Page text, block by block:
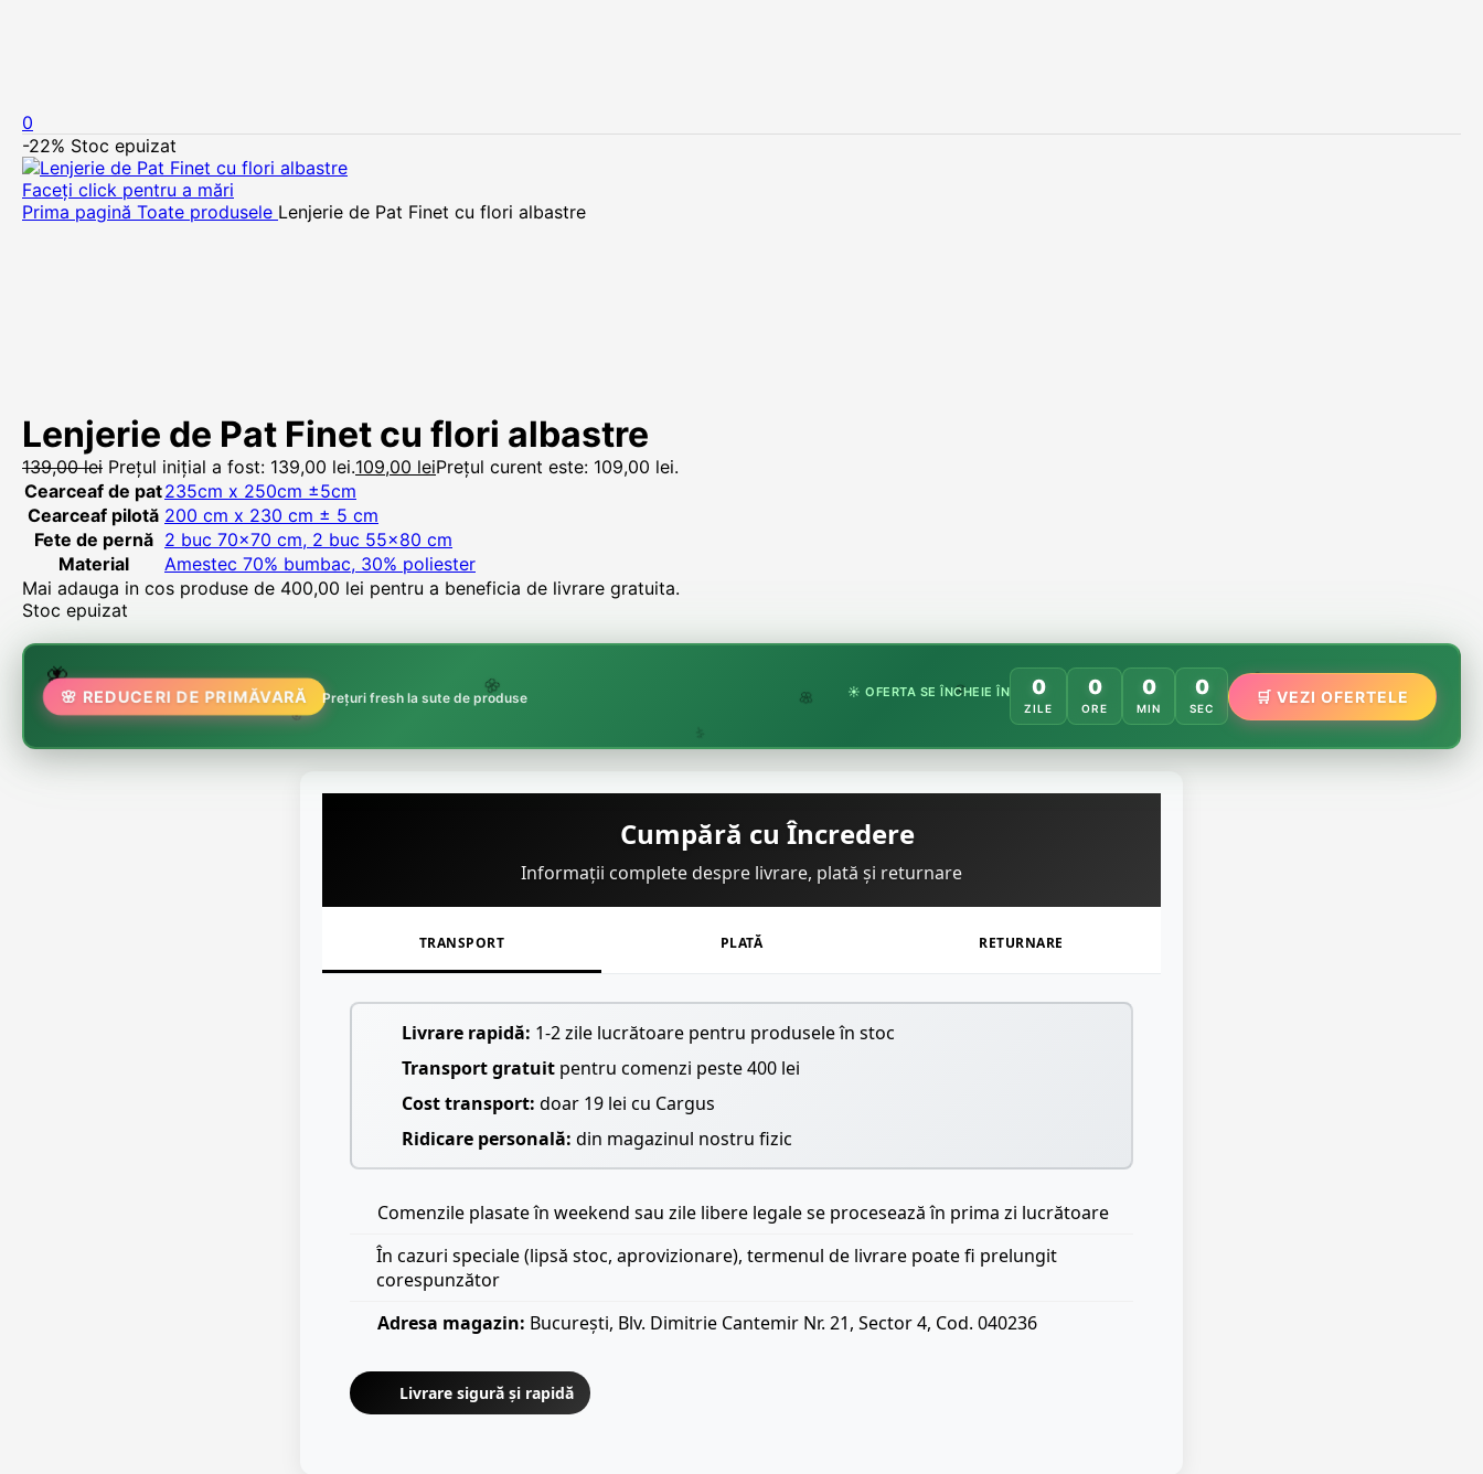
0
-22% Stoc epuizat
Faceți click pentru a mări
Prima pagină Toate produsele Lenjerie de Pat Finet cu flori albastre
Lenjerie de Pat Finet cu flori albastre
139,00lei Prețul inițial a fost: 139,00 lei.109,00 leiPrețul curent este: 109,00 lei.
Cearceaf de pat235cm x 250cm ±5cm
Cearceaf pilotă 200 cm x 230 cm ± 5 cm
Fete de pernă 2 buc 70×70 cm, 2 buc 55×80 cm
Material
Amestec 70% bumbac, 30% poliester
Mai adauga in cos produse de 400,00 lei pentru a beneficia de livrare gratuita.
Stoc epuizat
🌸
🌿
🌿
🌸
🌷
🦋
🌸 REDUCERI DE PRIMĂVARĂ Prețuri fresh la sute de produse ☀️ OFERTA SE ÎNCHEIE ÎN 0
ZILE
0
ORE
0
MIN
0
SEC
🛒 VEZI OFERTELE
Cumpără cu Încredere
Informații complete despre livrare, plată și returnare
TRANSPORT PLATĂ RETURNARE
Livrare rapidă: 1-2 zile lucrătoare pentru produsele în stoc
Transport gratuit pentru comenzi peste 400 lei
Cost transport: doar 19 lei cu Cargus
Ridicare personală: din magazinul nostru fizic
Comenzile plasate în weekend sau zile libere legale se procesează în prima zi lucrătoare
În cazuri speciale (lipsă stoc, aprovizionare), termenul de livrare poate fi prelungit
corespunzător
Adresa magazin: București, Blv. Dimitrie Cantemir Nr. 21, Sector 4, Cod. 040236
Livrare sigură și rapidă